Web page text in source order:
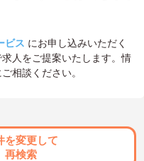
ビス にお申し込みいただく
人をご提案いたします。情
相談ください。
を変更して
再検索